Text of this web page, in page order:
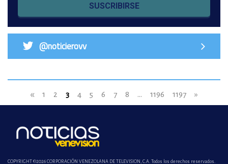
SUSCRIBIRSE
@noticierovv
« 1 2 3 4 5 6 7 8 ... 1196 1197 »
COPYRIGHT ©2026 CORPORACIÓN VENEZOLANA DE TELEVISION, C.A. Todos los derechos reservados.